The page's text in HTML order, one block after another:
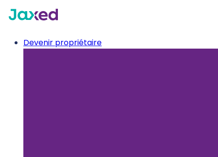
Devenir propriétaire